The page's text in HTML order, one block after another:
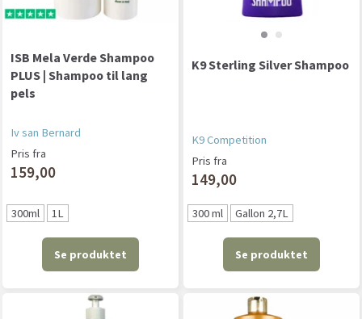
ISB Mela Verde Shampoo
PLUS | Shampoo til lang
pels
Iv san Bernard
Pris fra
159,00
300ml 1L
Se produktet
K9 Sterling Silver Shampoo
K9 Competition
Pris fra
149,00
300 ml Gallon 2,7L
Se produktet